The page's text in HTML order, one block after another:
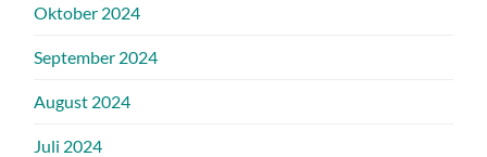
Oktober 2024
September 2024
August 2024
Juli 2024